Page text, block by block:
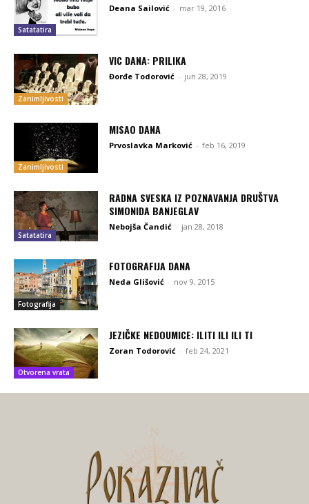
Satatatira
Deana Sailović - mar 19, 2016
Zanimljivosti
VIC DANA: PRILIKA
Đorđe Todorović - jun 28, 2019
Zanimljivosti
MISAO DANA
Prvoslavka Marković - feb 16, 2019
Satatatira
RADNA SVESKA IZ POZNAVANJA DRUŠTVA
SIMONIDA BANJEGLAV
Nebojša Čandić - jan 28, 2018
Fotografija
FOTOGRAFIJA DANA
Neda Glišović - nov 9, 2015
Otvorena vrata
JEZIČKE NEDOUMICE: ILITI ILI ILI TI
Zoran Todorović - feb 24, 2021